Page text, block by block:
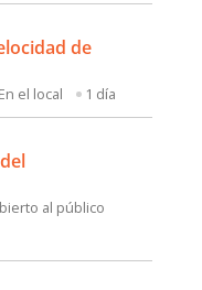
de
En el local 1 día
al público